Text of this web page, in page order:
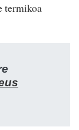
termikoa